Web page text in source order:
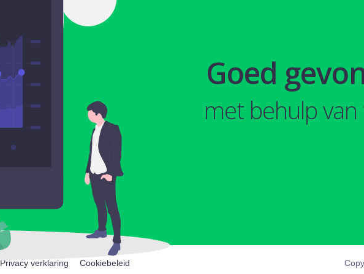
Goed
met behulp
Privacy verklaring Cookiebeleid